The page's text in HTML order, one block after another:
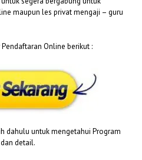
maupun les privat mengaji – guru
Online berikut :
dahulu untuk mengetahui Program
detail.